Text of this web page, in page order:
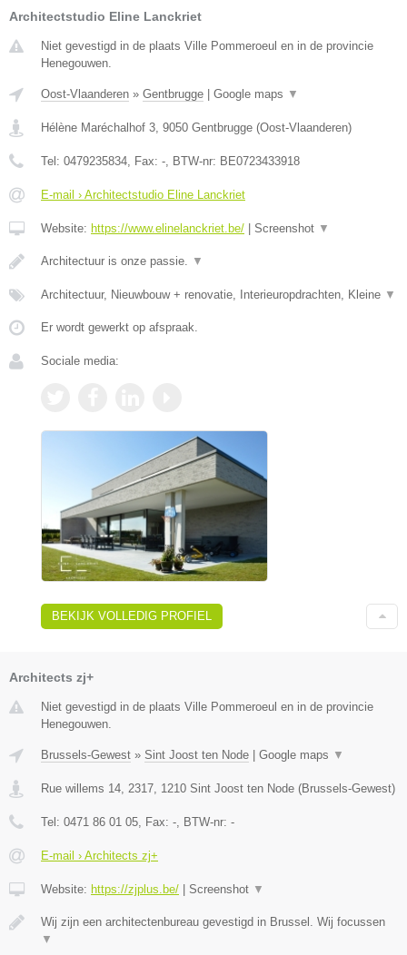
Architectstudio Eline Lanckriet
Niet gevestigd in de plaats Ville Pommeroeul en in de provincie
Henegouwen.
Oost-Vlaanderen » Gentbrugge Google maps ▼
Hélène Maréchalhof 3, 9050 Gentbrugge (Oost-Vlaanderen)
Tel: 0479235834, Fax: -, BTW-nr: BE0723433918
E-mail › Architectstudio Eline Lanckriet
Website: https://www.elinelanckriet.be/ Screenshot ▼
Architectuur is onze passie. ▼
Architectuur, Nieuwbouw + renovatie, Interieuropdrachten, Kleine ▼
Er wordt gewerkt op afspraak.
Sociale media:
BEKIJK VOLLEDIG PROFIEL
Architects zj+
Niet gevestigd in de plaats Ville Pommeroeul en in de provincie
Henegouwen.
Brussels-Gewest » Sint Joost ten Node Google maps ▼
Rue willems 14, 2317 1210 Sint Joost ten Node (Brussels-Gewest)
Tel: 0471 86 01 05 , Fax: - , BTW-nr: -
E-mail › Architects zj+
Website: https://zjplus.be/ Screenshot ▼
Wij zijn een architectenbureau gevestigd in Brussel. Wij focussen
▼